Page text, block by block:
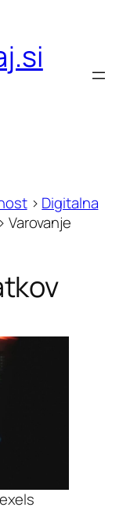
> Digitalna
> Varovanje